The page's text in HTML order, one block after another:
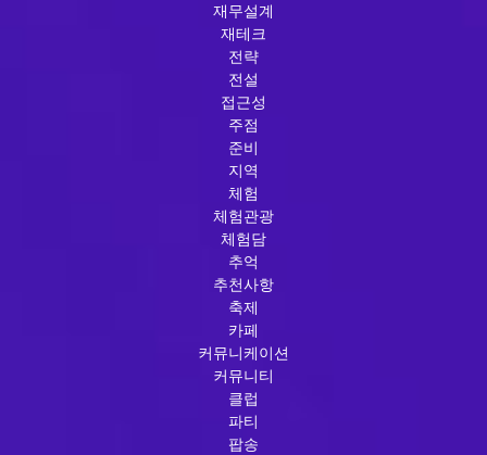
재무설계
재테크
전략
전설
접근성
주점
준비
지역
체험
체험관광
체험담
추억
추천사항
축제
카페
커뮤니케이션
커뮤니티
클럽
파티
팝송